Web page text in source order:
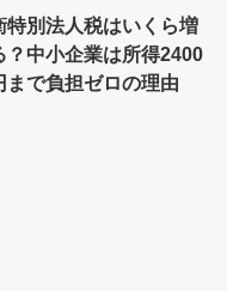
特別法人税はいくら増
？中小企業は所得2400
まで負担ゼロの理由